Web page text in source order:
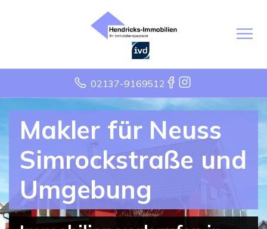
02137-9169512
Makler für Neuss
Simrockstraße und
Umgebung